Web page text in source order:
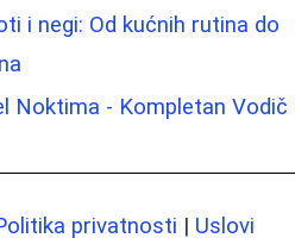
i negi: Od kućnih rutina do
Noktima - Kompletan Vodič
privatnosti | Uslovi